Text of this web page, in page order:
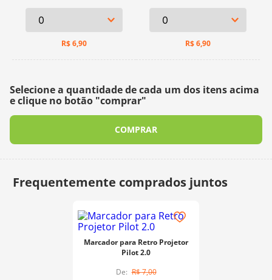
R$6,90 R$6,90
Selecione a quantidade de cada um dos itens acima
e clique no botão "comprar"
COMPRAR
Marcador para Retro Projetor
Pilot 2.0
R$7,00